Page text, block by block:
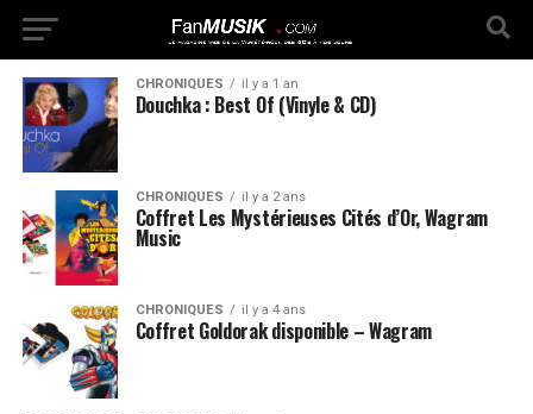
CHRONIQUES il y a 1 an
Douchka : Best Of (Vinyle & CD)
CHRONIQUES il y a 2 ans
Coffret Les Mystérieuses Cités d’Or, Wagram
Music
CHRONIQUES il y a 4 ans
Coffret Goldorak disponible – Wagram